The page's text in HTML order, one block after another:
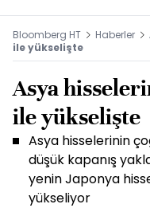
Bloomberg HT Haberler
ile yükselişte
Asya
ile yükselişte
Asya hisselerinin
düşük kapanış
yenin Japonya
yükseliyor